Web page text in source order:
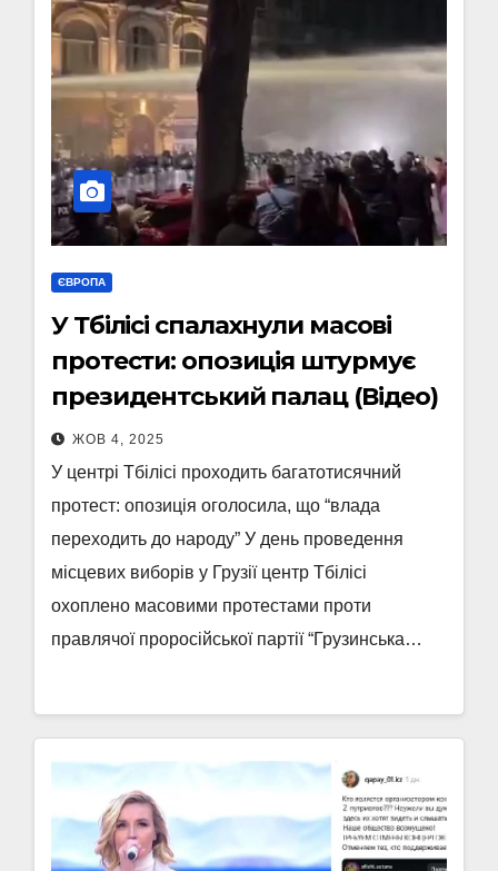
ЄВРОПА
У Тбілісі спалахнули масові
протести: опозиція штурмує
президентський палац (Відео)
ЖОВ 4, 2025
У центрі Тбілісі проходить багатотисячний
протест: опозиція оголосила, що “влада
переходить до народу” У день проведення
місцевих виборів у Грузії центр Тбілісі
охоплено масовими протестами проти
правлячої проросійської партії “Грузинська…